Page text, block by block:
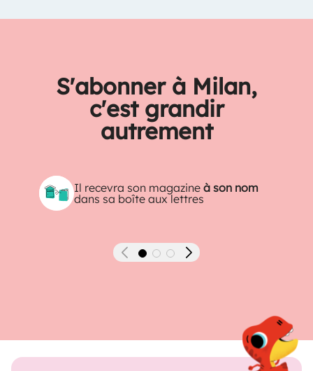
S'abonner à Milan,
c'est grandir
autrement
Il recevra son magazineà son nom
dans sa boîte aux lettres
Précédent Suivant